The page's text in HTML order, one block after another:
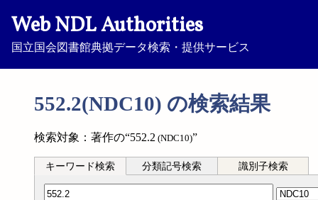
Web NDL Authorities
国立国会図書館典拠データ検索・提供サービス
552.2(NDC10) の検索結果
検索対象：著作の“552.2 (NDC10)”
キーワード検索 分類記号検索 識別子検索
分類記号検索